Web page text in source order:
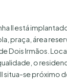
II está
praça, área
Dois Irmãos.
o
situa-se próximo